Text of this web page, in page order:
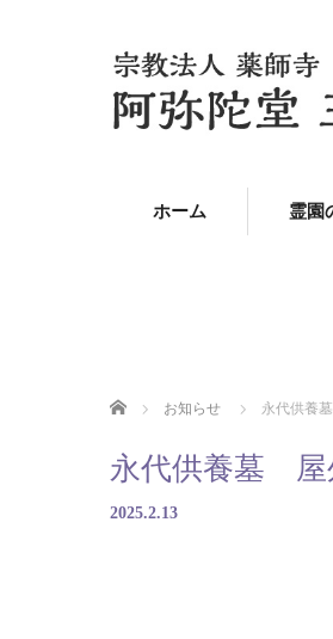
ホーム 霊園
ホーム お知らせ 永代供養
永代供養墓 屋
2025.2.13